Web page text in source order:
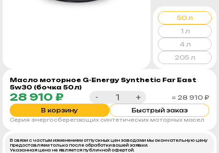
Масло моторное G-Energy Synthetic Far East
5w30 (бочка 50л)
28 910 ₽ - +
= 28 910 ₽
В корзину
Быстрый заказ
Серия энергосберегающих синтетических моторных масел
50 л
1 л
4 л
205 л
В связи с частым изменением отпускных цен заводами мы окончательную цену
предоставляем только после обработки вашей заявки.
Указанная цена не является публичной офертой.